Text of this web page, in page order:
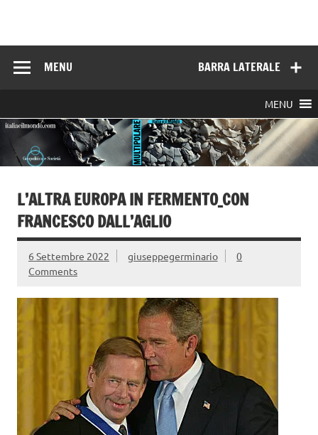
BARRA LATERALE
MENU
MENU
L’ALTRA EUROPA IN FERMENTO_CON
FRANCESCO DALL’AGLIO
6 Settembre 2022 giuseppegerminario
0
Comments